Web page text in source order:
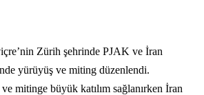
Zürih şehrinde PJAK ve İran
yürüyüş ve miting düzenlendi.
mitinge büyük katılım sağlanırken İran